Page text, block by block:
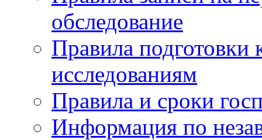
обследование
Правила подготовки
исследованиям
Правила и сроки
Информация по